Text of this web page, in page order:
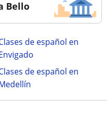
Bello
de español en
de español en